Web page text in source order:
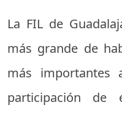
La FIL de
más grande de
más importantes
participación de